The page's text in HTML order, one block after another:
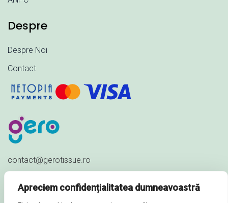
Apreciem confidențialitatea dumneavoastră
Despre
Despre Noi
Contact
contact@gerotissue.ro
Str. Al. Ioan Cuza nr. 23,